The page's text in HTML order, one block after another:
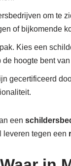
om te
of bijkomende
Kies een
hoogte bent
gecertificeerd
een
leveren tegen een